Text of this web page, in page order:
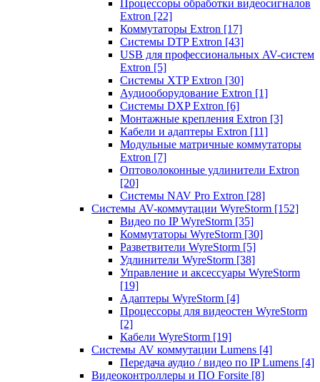
Процессоры обработки видеосигналов
Extron [22]
Коммутаторы Extron [17]
Системы DTP Extron [43]
USB для профессиональных AV-систем
Extron [5]
Системы XTP Extron [30]
Аудиооборудование Extron [1]
Системы DXP Extron [6]
Монтажные крепления Extron [3]
Кабели и адаптеры Extron [11]
Модульные матричные коммутаторы
Extron [7]
Оптоволоконные удлинители Extron
[20]
Системы NAV Pro Extron [28]
Системы AV-коммутации WyreStorm [152]
Видео по IP WyreStorm [35]
Коммутаторы WyreStorm [30]
Разветвители WyreStorm [5]
Удлинители WyreStorm [38]
Управление и аксессуары WyreStorm
[19]
Адаптеры WyreStorm [4]
Процессоры для видеостен WyreStorm
[2]
Кабели WyreStorm [19]
Системы AV коммутации Lumens [4]
Передача аудио / видео по IP Lumens [4]
Видеоконтроллеры и ПО Forsite [8]